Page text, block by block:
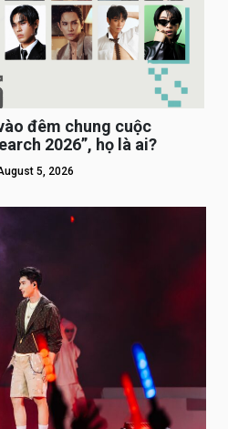
đêm chung cuộc
2026”, họ là ai?
5, 2026